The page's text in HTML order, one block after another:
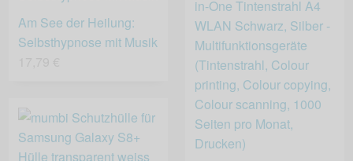
Am See der Heilung:
Selbsthypnose mit Musik